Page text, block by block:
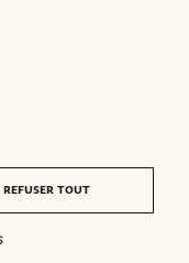
REFUSER TOUT